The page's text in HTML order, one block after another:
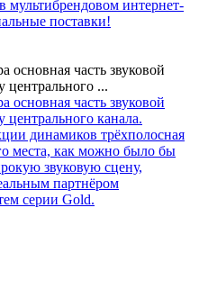
основная часть звуковой
центрального ...
основная часть звуковой
центрального канала.
динамиков трёхполосная
места, как можно было бы
звуковую сцену,
партнёром
серии Gold.